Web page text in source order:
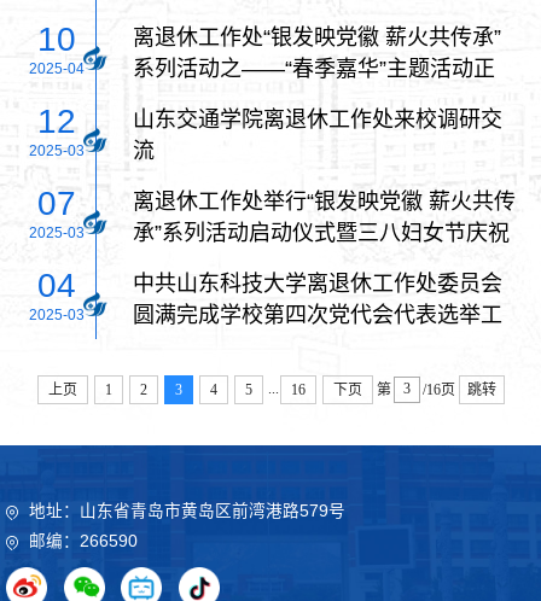
10
2025-04
离退休工作处“银发映党徽 薪火共传承”
系列活动之——“春季嘉华”主题活动正
12
2025-03
山东交通学院离退休工作处来校调研交
流
07
2025-03
离退休工作处举行“银发映党徽 薪火共传
承”系列活动启动仪式暨三八妇女节庆祝
04
2025-03
中共山东科技大学离退休工作处委员会
圆满完成学校第四次党代会代表选举工
上页 1 2 3 4 5 16 下页 第 /16页 跳转
地址：山东省青岛市黄岛区前湾港路579号
邮编：266590